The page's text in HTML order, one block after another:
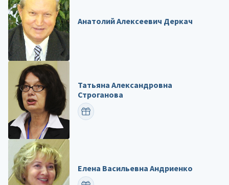
Анатолий Алексеевич Деркач
Татьяна Александровна
Строганова
ПОЗДРАВИТЬ
Елена Васильевна Андриенко